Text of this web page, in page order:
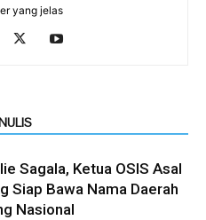
yang jelas
Sagala, Ketua OSIS Asal
Siap Bawa Nama Daerah
Nasional